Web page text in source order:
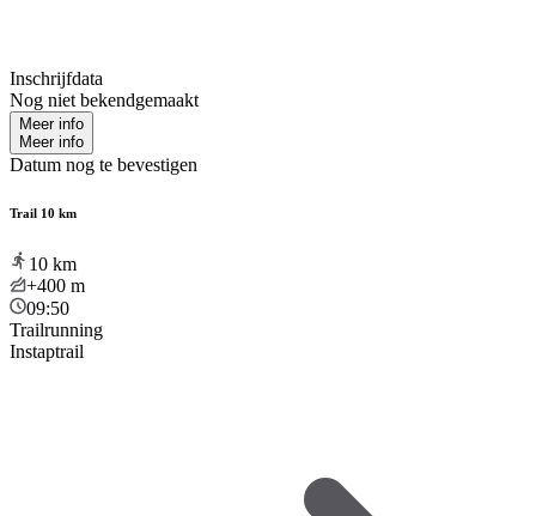
Inschrijfdata
Nog niet bekendgemaakt
Meer info
Meer info
Datum nog te bevestigen
Trail 10 km
10 km
+400 m
09:50
Trailrunning
Instaptrail